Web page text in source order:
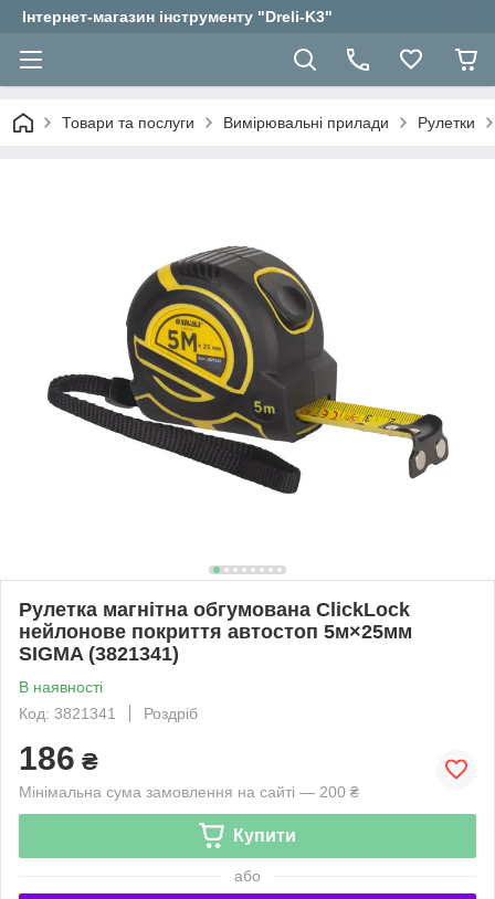
Інтернет-магазин інструменту "Dreli-K3"
Товари та послуги Вимірювальні прилади Рулетки
Рулетка магнітна обгумована ClickLock
нейлонове покриття автостоп 5м×25мм
SIGMA (3821341)
В наявності
Код: 3821341
Роздріб
186 ₴
Мінімальна сума замовлення на сайті — 200 ₴
Купити
або